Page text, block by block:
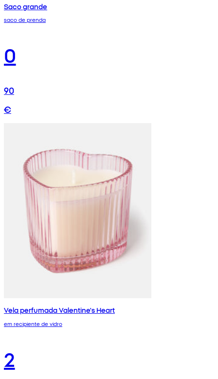
Saco grande
saco de prenda
0
90
€
Vela perfumada Valentine's Heart
em recipiente de vidro
2